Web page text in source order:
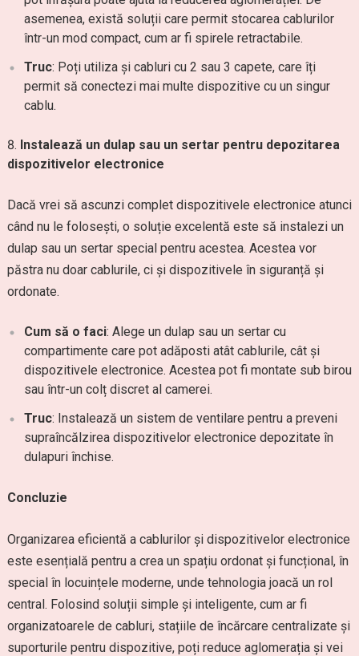
asemenea, există soluții care permit stocarea cablurilor
într-un mod compact, cum ar fi spirele retractabile.
Truc: Poți utiliza și cabluri cu 2 sau 3 capete, care îți
permit să conectezi mai multe dispozitive cu un singur
cablu.
Instalează un dulap sau un sertar pentru depozitarea
dispozitivelor electronice
Dacă vrei să ascunzi complet dispozitivele electronice atunci
când nu le folosești, o soluție excelentă este să instalezi un
dulap sau un sertar special pentru acestea. Acestea vor
păstra nu doar cablurile, ci și dispozitivele în siguranță și
ordonate.
Cum să o faci: Alege un dulap sau un sertar cu
compartimente care pot adăposti atât cablurile, cât și
dispozitivele electronice. Acestea pot fi montate sub birou
sau într-un colț discret al camerei.
Truc: Instalează un sistem de ventilare pentru a preveni
supraîncălzirea dispozitivelor electronice depozitate în
dulapuri închise.
Concluzie
Organizarea eficientă a cablurilor și dispozitivelor electronice
este esențială pentru a crea un spațiu ordonat și funcțional, în
special în locuințele moderne, unde tehnologia joacă un rol
central. Folosind soluții simple și inteligente, cum ar fi
organizatoarele de cabluri, stațiile de încărcare centralizate și
suporturile pentru dispozitive, poți reduce aglomerația și vei